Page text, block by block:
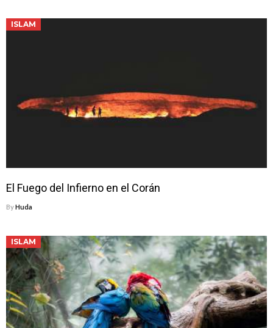
ISLAM
El Fuego del Infierno en el Corán
ByHuda
ISLAM